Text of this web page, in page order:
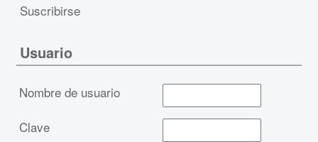
Suscribirse
Usuario
Nombre de usuario
Clave